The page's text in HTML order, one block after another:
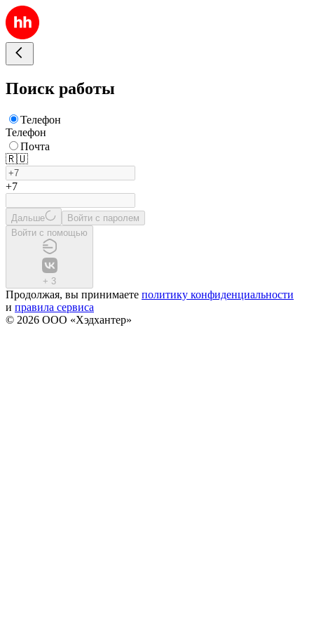
Поиск работы
Телефон
Телефон
Почта
🇷🇺
+7
Дальше
Войти с паролем
Войти с помощью
+ 3
Продолжая, вы принимаете политику конфиденциальности
и правила сервиса
© 2026 ООО «Хэдхантер»